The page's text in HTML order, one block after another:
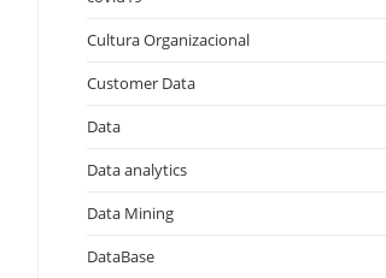
Cultura Organizacional
Customer Data
Data
Data analytics
Data Mining
DataBase